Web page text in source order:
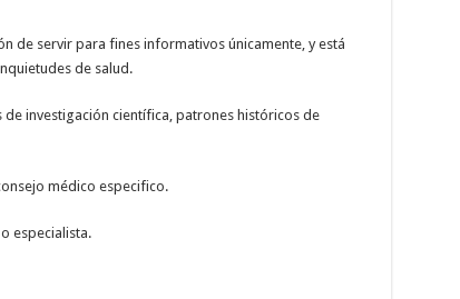
de servir para fines informativos únicamente, y está
de salud.
investigación científica, patrones históricos de
médico especifico.
especialista.